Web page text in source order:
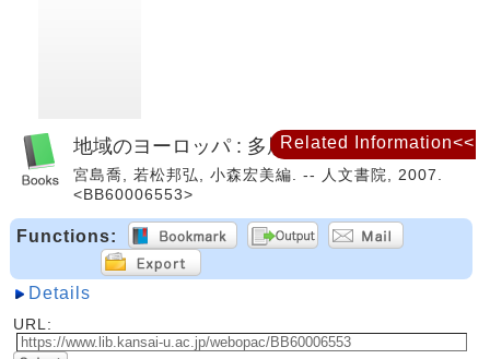
地域のヨーロッパ : 多層化・再編・再生
宮島喬, 若松邦弘, 小森宏美編. -- 人文書院, 2007.
<BB60006553>
Functions:
Details
URL:
Related Information<<